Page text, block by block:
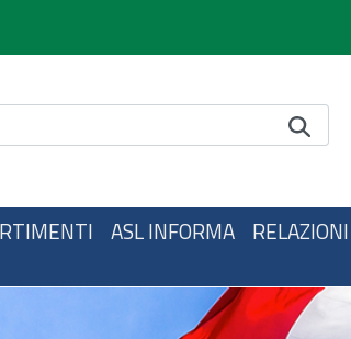
ASL INFORMA